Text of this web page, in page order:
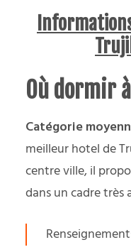
Où dormir
Catégorie
meilleur hotel de
centre ville, il
dans un cadre très